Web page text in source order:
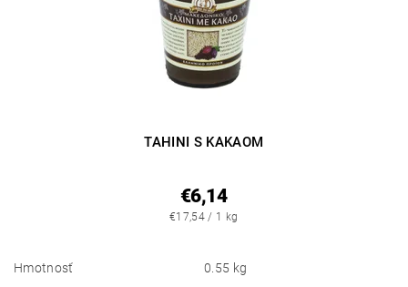
TAHINI S KAKAOM
€6,14
€17,54 / 1 kg
Hmotnosť 0.55 kg